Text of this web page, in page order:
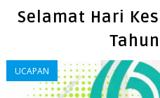
Selamat Hari
UCAPAN